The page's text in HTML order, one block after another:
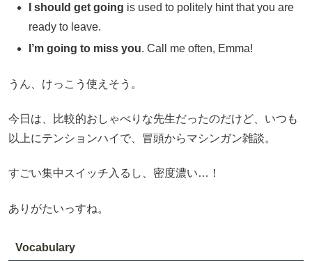
I should get going is used to politely hint that you are
ready to leave.
I’m going to miss you. Call me often, Emma!
うん、けっこう使えそう。
今日は、比較的おしゃべりな先生だったのだけど、いつも
以上にテンションハイで、冒頭からマシンガン雑談。
すごい集中スイッチ入るし、密度濃い…！
ありがたいっすね。
Vocabulary